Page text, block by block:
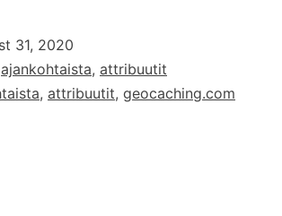
2020)
31, 2020
ajankohtaista, attribuutit
, attribuutit, geocaching.com